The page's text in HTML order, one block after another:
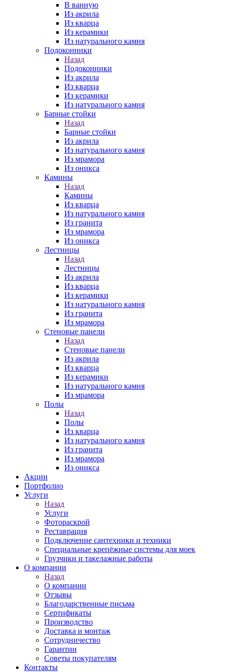
В ванную
Из акрила
Из кварца
Из керамики
Из натурального камня
Подоконники
Назад
Подоконники
Из акрила
Из кварца
Из керамики
Из натурального камня
Барные стойки
Назад
Барные стойки
Из акрила
Из натурального камня
Из мрамора
Из оникса
Камины
Назад
Камины
Из кварца
Из натурального камня
Из гранита
Из мрамора
Из оникса
Лестницы
Назад
Лестницы
Из акрила
Из кварца
Из керамики
Из натурального камня
Из гранита
Из мрамора
Стеновые панели
Назад
Стеновые панели
Из акрила
Из кварца
Из керамики
Из натурального камня
Из мрамора
Полы
Назад
Полы
Из кварца
Из натурального камня
Из гранита
Из мрамора
Из оникса
Акции
Портфолио
Услуги
Назад
Услуги
Фотораскрой
Реставрация
Подключение сантехники и техники
Специальные крепёжные системы для моек
Грузчики и такелажные работы
О компании
Назад
О компании
Отзывы
Благодарственные письма
Сертификаты
Производство
Доставка и монтаж
Сотрудничество
Гарантии
Советы покупателям
Контакты